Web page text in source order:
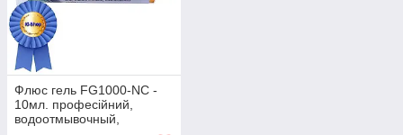
Флюс гель FG1000-NC -
10мл. професійний,
водоотмывочный,